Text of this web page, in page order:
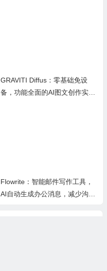
GRAVITI Diffus：零基础免设
备，功能全面的AI图文创作实用
Flowrite：智能邮件写作工具，
AI自动生成办公消息，减少沟通